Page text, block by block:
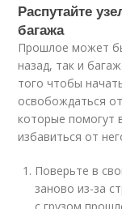
Распутайте
багажа
Прошлое может
назад, так и
того чтобы
освобождаться
которые помогут
избавиться от
Поверьте в
заново из-за